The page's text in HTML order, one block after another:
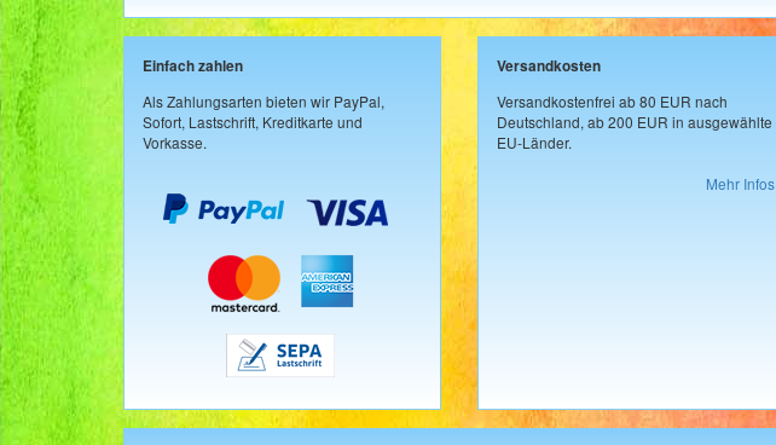
Einfach zahlen
Als Zahlungsarten bieten wir PayPal,
Sofort, Lastschrift, Kreditkarte und
Vorkasse.
Versandkosten
Versandkostenfrei ab 80 EUR nach
Deutschland, ab 200 EUR in ausgewählte
EU-Länder.
Mehr Infos